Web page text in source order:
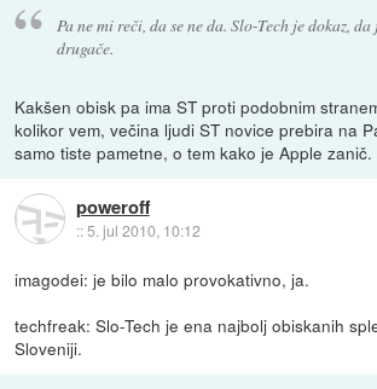
Pa ne mi reči, da se ne da. Slo-Tech je dokaz, da
drugače.
Kakšen obisk pa ima ST proti podobnim
kolikor vem, večina ljudi ST novice prebira na
samo tiste pametne, o tem kako je Apple zanič.
poweroff
::5. jul 2010, 10:12
imagodei: je bilo malo provokativno, ja.
techfreak: Slo-Tech je ena najbolj obiskanih
Sloveniji.